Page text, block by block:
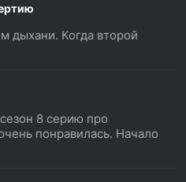
дыхани. Когда второй
8 серию про
понравилась. Начало